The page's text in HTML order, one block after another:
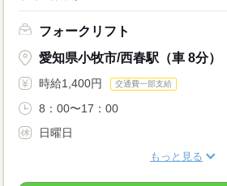
フォークリフト
愛知県小牧市/西春駅（車 8分）
時給1,400円 交通費一部支給
8：00〜17：00
日曜日
もっと見る